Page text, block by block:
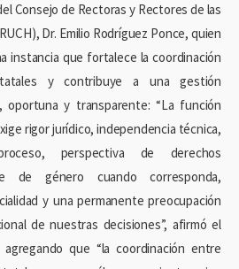
Consejo de Rectoras y Rectores de las
Dr. Emilio Rodríguez Ponce, quien
instancia que fortalece la coordinación
y contribuye a una gestión
oportuna y transparente: “La función
rigor jurídico, independencia técnica,
perspectiva de derechos
de género cuando corresponda,
y una permanente preocupación
de nuestras decisiones”, afirmó el
que “la coordinación entre